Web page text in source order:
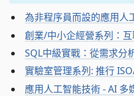
為非程序員而設的應用人
創業/中小企經營系列：
SQL中級實戰：從需求分
實驗室管理系列: 推行
應用人工智能技術 - AI 多